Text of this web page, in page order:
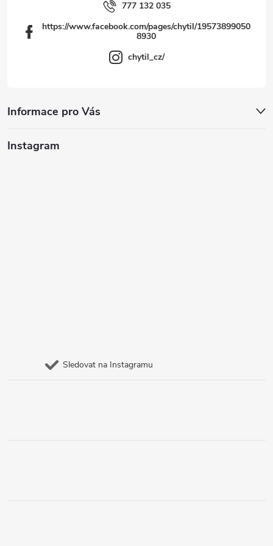
777 132 035
https://www.facebook.com/pages/chytil/19573899050
8930
chytil_cz/
Informace pro Vás
Instagram
Sledovat na Instagramu